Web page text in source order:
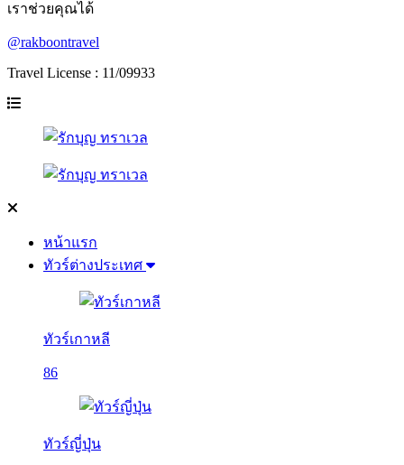
เราช่วยคุณได้
@rakboontravel
Travel License : 11/09933
หน้าแรก
ทัวร์ต่างประเทศ
ทัวร์เกาหลี
86
ทัวร์ญี่ปุ่น